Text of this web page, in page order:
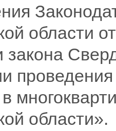
области
закона
области».